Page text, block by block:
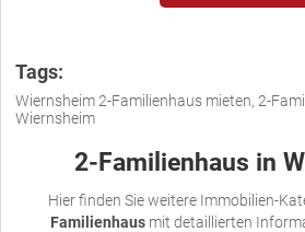
Tags:
Wiernsheim 2-Familienhaus mieten, 2-
Wiernsheim
2-Familienhaus in
Hier finden Sie weitere Immobilien-
Familienhaus mit detaillierten